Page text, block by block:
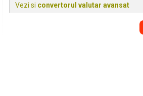
Vezi si convertorul valutar avansat